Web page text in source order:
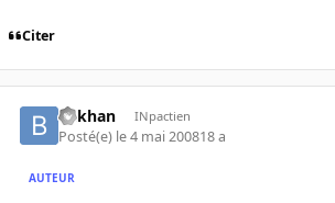
Citer
bekhan INpactien
Posté(e) le 4 mai 200818 a
AUTEUR